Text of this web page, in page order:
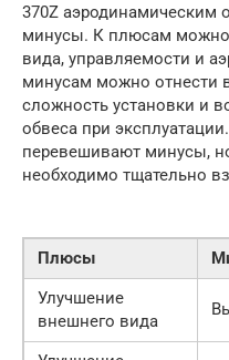
370Z аэродинамическим
минусы. К плюсам можно
вида, управляемости и
минусам можно отнести
сложность установки и
обвеса при
перевешивают минусы,
необходимо тщательно
Плюсы
Улучшение
внешнего вида